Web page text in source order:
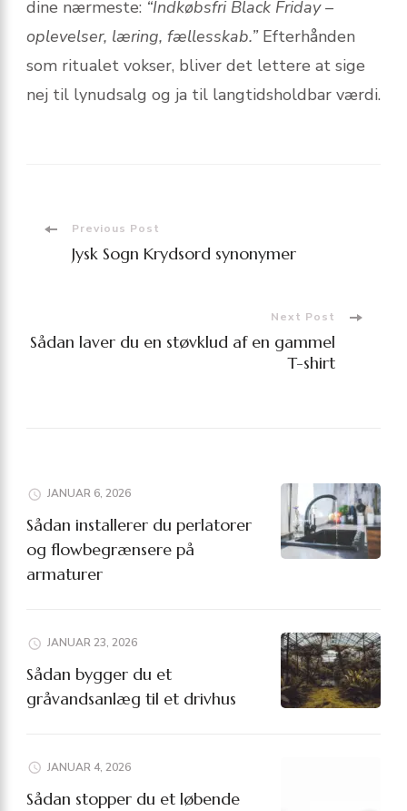
dine nærmeste: “Indkøbsfri Black Friday –
oplevelser, læring, fællesskab.”Efterhånden
som ritualet vokser, bliver det lettere at sige
nej til lynudsalg og ja til langtidsholdbar værdi.
PostPrevious Post
Jysk Sogn Krydsord synonymer
Next Post
Sådan laver du en støvklud af en gammel
T-shirt
JANUAR 6, 2026
Sådan installerer du perlatorer
og flowbegrænsere på
armaturer
JANUAR 23, 2026
Sådan bygger du et
gråvandsanlæg til et drivhus
JANUAR 4, 2026
Sådan stopper du et løbende